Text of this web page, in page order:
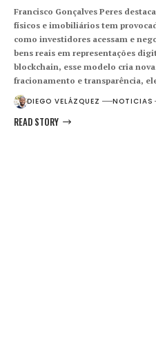
Francisco Gonçalves Peres
físicos e imobiliários tem
como investidores acessam e
bens reais em representações
blockchain, esse modelo cria
fracionamento e transparência,
DIEGO VELÁZQUEZ NOTICIAS
READ STORY